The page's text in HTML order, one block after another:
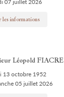
07 juillet 2026
les informations
Léopold FIACRE
13 octobre 1952
05 juillet 2026